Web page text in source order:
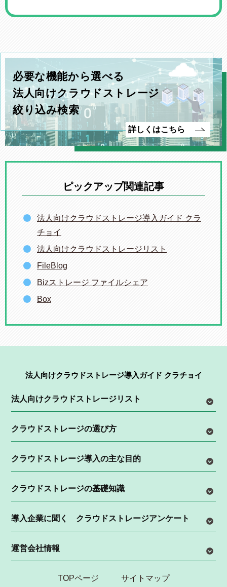
必要な機能から選べる
法人向けクラウドストレージ
絞り込み検索
詳しくはこちら
ピックアップ関連記事
法人向けクラウドストレージ導入ガイド クラ
チョイ
法人向けクラウドストレージリスト
FileBlog
Bizストレージ ファイルシェア
Box
法人向けクラウドストレージ導入ガイド クラチョイ
法人向けクラウドストレージリスト
クラウドストレージの選び方
クラウドストレージ導入の主な目的
クラウドストレージの基礎知識
導入企業に聞く クラウドストレージアンケート
運営会社情報
TOPページ サイトマップ